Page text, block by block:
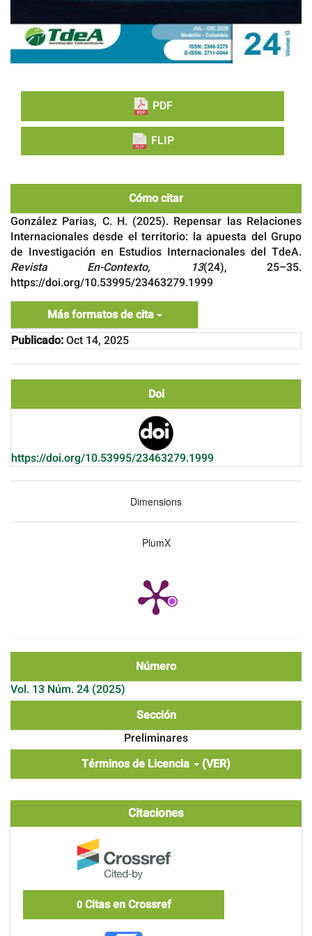
PDF
FLIP
Cómo citar
González Parias, C. H. (2025). Repensar las Relaciones
Internacionales desde el territorio: la apuesta del Grupo
de Investigación en Estudios Internacionales del TdeA.
Revista En-Contexto, 13(24), 25–35.
https://doi.org/10.53995/23463279.1999
Más formatos de cita
Publicado:Oct 14, 2025
Doi
https://doi.org/10.53995/23463279.1999
Dimensions
PlumX
Número
Vol. 13 Núm. 24 (2025)
Sección
Preliminares
Términos de Licencia
(VER)
Citaciones
0Citas en Crossref